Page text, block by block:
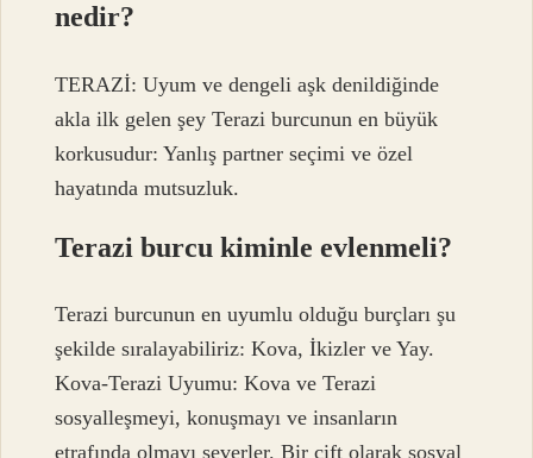
nedir?
TERAZİ: Uyum ve dengeli aşk denildiğinde
akla ilk gelen şey Terazi burcunun en büyük
korkusudur: Yanlış partner seçimi ve özel
hayatında mutsuzluk.
Terazi burcu kiminle evlenmeli?
Terazi burcunun en uyumlu olduğu burçları şu
şekilde sıralayabiliriz: Kova, İkizler ve Yay.
Kova-Terazi Uyumu: Kova ve Terazi
sosyalleşmeyi, konuşmayı ve insanların
etrafında olmayı severler. Bir çift olarak sosyal